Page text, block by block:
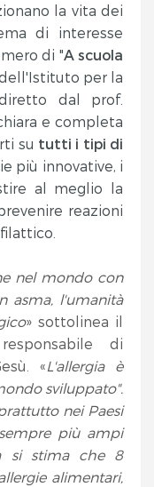
la vita dei
di interesse
di "A scuola
per la
dal prof.
e completa
su tutti i tipi di
più innovative, i
al meglio la
reazioni
nel mondo con
asma, l'umanità
» sottolinea il
di
«L'allergia è
sviluppato".
nei Paesi
più ampi
si stima che 8
alimentari,